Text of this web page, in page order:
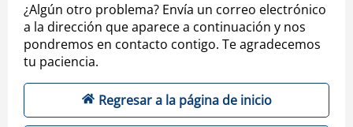
¿Algún otro problema? Envía un correo electrónico
a la dirección que aparece a continuación y nos
pondremos en contacto contigo. Te agradecemos
tu paciencia.
Regresar a la página de inicio